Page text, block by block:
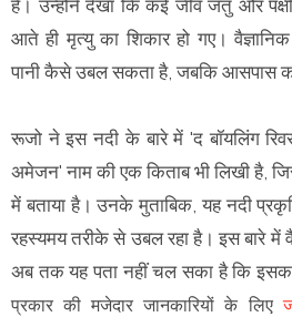
है। उन्होंने देखा कि कई जीव जंतु और
आते ही मृत्यु का शिकार हो गए।
पानी कैसे उबल सकता है, जबकि आसपास
रूजो ने इस नदी के बारे में 'द बॉयलिंग
अमेजन' नाम की एक किताब भी लिखी है,
में बताया है। उनके मुताबिक, यह नदी
रहस्यमय तरीके से उबल रहा है। इस बारे में
अब तक यह पता नहीं चल सका है कि इसका
प्रकार की मजेदार जानकारियों के लिए